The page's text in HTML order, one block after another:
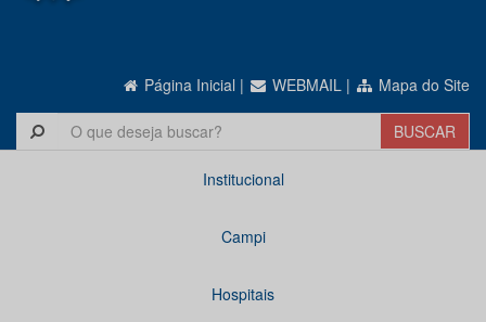
Página Inicial | WEBMAIL | Mapa do Site
Institucional
Campi
Hospitais